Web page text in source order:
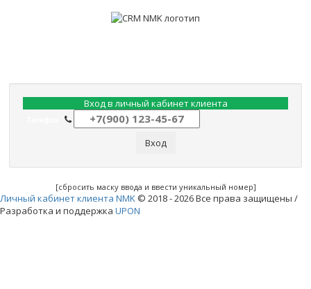
Вход в личный кабинет клиента
Вход
[сбросить маску ввода и ввести уникальный номер]
Личный кабинет клиента NMK © 2018 - 2026 Все права защищены /
Разработка и поддержка UPON